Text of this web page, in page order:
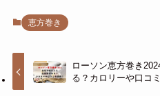
恵方巻き
ローソン恵方巻き
る？カロリーや口コ